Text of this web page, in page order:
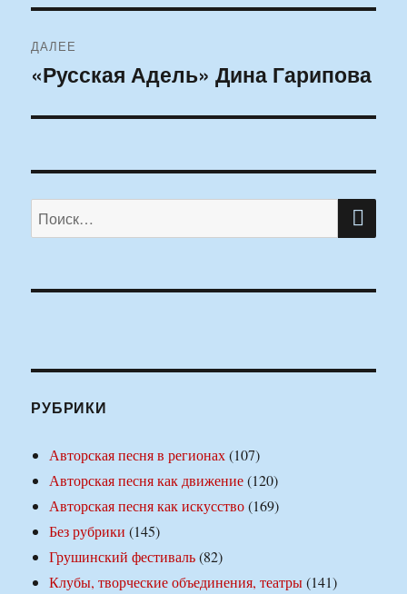
ДАЛЕЕ
Следующая
«Русская Адель» Дина Гарипова
Искать:
РУБРИКИ
Авторская песня в регионах(107)
Авторская песня как движение(120)
Авторская песня как искусство(169)
Без рубрики (145)
Грушинский фестиваль(82)
Клубы, творческие объединения, театры(141)